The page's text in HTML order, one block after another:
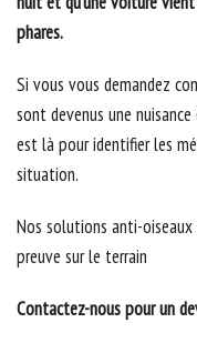
phares.
Si vous vous demandez
sont devenus une
est là pour identifier les
situation.
Nos solutions anti-
preuve sur le terrain
Contactez-nous pour un